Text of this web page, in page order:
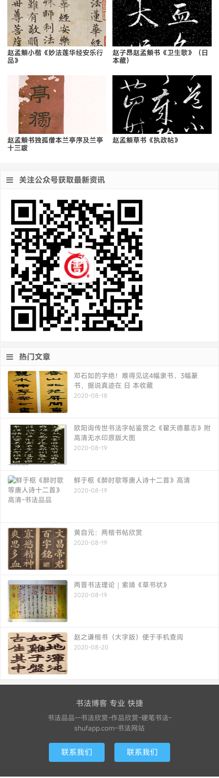
赵孟頫小楷《妙法莲华经安乐行
品》
赵子昂赵孟頫书《卫生歌》（日
本藏）
赵孟頫书独孤僧本兰亭序及兰亭
十三跋
赵孟頫草书《执政帖》
关注公众号获取最新资讯
热门文章
邓石如的字绝！难得见这4幅隶书、3幅篆
书，据说真迹在 日 本收藏
2020-08-18
欧阳询传世书法字帖鉴赏之《翟天德墓志》附
高清无水印原版大图
2020-08-19
鲜于枢《醉时歌等唐人诗十二首》高清
2020-08-19
黄自元：两楷书帖欣赏
2020-08-19
两晋书法理论｜索靖《草书状》
2020-08-19
赵之谦楷书（大字版）便于手机查阅
2020-08-20
书法博客 专业 快捷
书法品品--书法欣赏-作品欣赏-硬笔书法-
shufapp.com-书法网站
联系我们 联系我们